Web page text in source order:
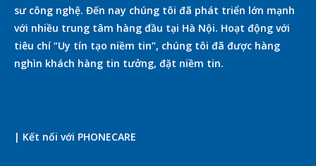
sư công nghệ. Đến nay chúng tôi đã phát triển lớn mạnh
với nhiều trung tâm hàng đầu tại Hà Nội. Hoạt động với
tiêu chí “Uy tín tạo niềm tin”, chúng tôi đã được hàng
nghìn khách hàng tin tưởng, đặt niềm tin.
| Kết nối với PHONECARE